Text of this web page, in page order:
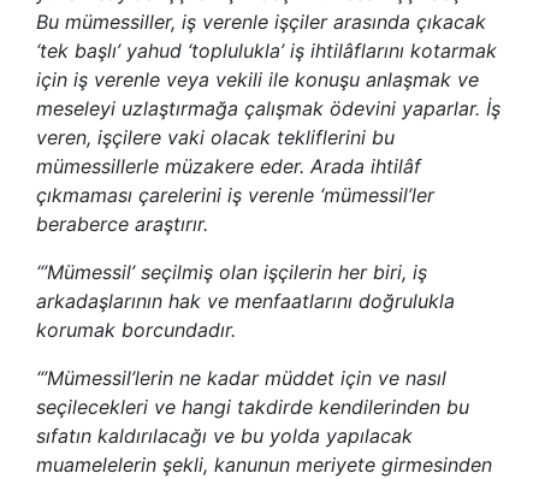
Bu mümessiller, iş verenle işçiler arasında çıkacak
‘tek başlı’ yahud ‘toplulukla’ iş ihtilâflarını kotarmak
için iş verenle veya vekili ile konuşu anlaşmak ve
meseleyi uzlaştırmağa çalışmak ödevini yaparlar. İş
veren, işçilere vaki olacak tekliflerini bu
mümessillerle müzakere eder. Arada ihtilâf
çıkmaması çarelerini iş verenle ‘mümessil’ler
beraberce araştırır.
“’Mümessil’ seçilmiş olan işçilerin her biri, iş
arkadaşlarının hak ve menfaatlarını doğrulukla
korumak borcundadır.
“’Mümessil’lerin ne kadar müddet için ve nasıl
seçilecekleri ve hangi takdirde kendilerinden bu
sıfatın kaldırılacağı ve bu yolda yapılacak
muamelelerin şekli, kanunun meriyete girmesinden